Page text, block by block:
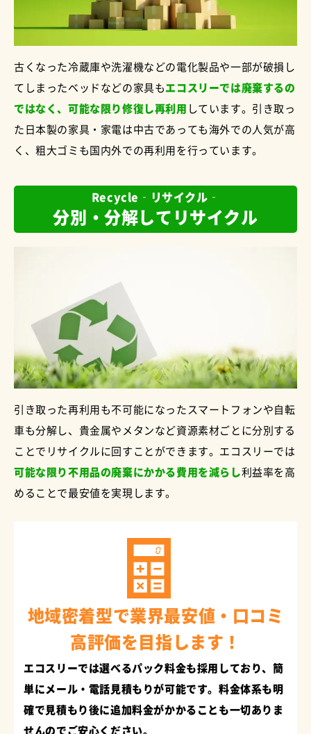
古くなった冷蔵庫や洗濯機などの電化製品や一部が破損し
てしまったベッドなどの家具もエコスリーでは廃棄するの
ではなく、可能な限り修復し再利用 しています。引き取っ
た日本製の家具・家電は中古であっても海外での人気が高
く、粗大ゴミも国内外での再利用を行っています。
Recycle‐リサイクル‐
分別・分解してリサイクル
引き取った再利用も不可能になったスマートフォンや自転
車も分解し、貴金属やメタンなど資源素材ごとに分別する
ことでリサイクルに回すことができます。エコスリーでは
可能な限り不用品の廃棄にかかる費用を減らし利益率を高
めることで最安値を実現します。
地域密着型で業界最安値・口コミ
高評価を目指します！
エコスリーでは選べるパック料金も採用しており、簡
単にメール・電話見積もりが可能です。料金体系も明
確で見積もり後に追加料金がかかることも一切ありま
せんのでご安心ください。